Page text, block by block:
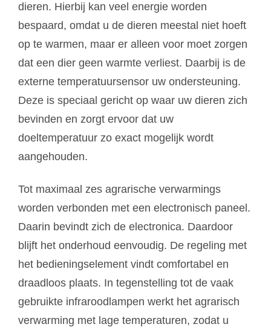
dieren. Hierbij kan veel energie worden
bespaard, omdat u de dieren meestal niet hoeft
op te warmen, maar er alleen voor moet zorgen
dat een dier geen warmte verliest. Daarbij is de
externe temperatuursensor uw ondersteuning.
Deze is speciaal gericht op waar uw dieren zich
bevinden en zorgt ervoor dat uw
doeltemperatuur zo exact mogelijk wordt
aangehouden.
Tot maximaal zes agrarische verwarmings
worden verbonden met een electronisch paneel.
Daarin bevindt zich de electronica. Daardoor
blijft het onderhoud eenvoudig. De regeling met
het bedieningselement vindt comfortabel en
draadloos plaats. In tegenstelling tot de vaak
gebruikte infraroodlampen werkt het agrarisch
verwarming met lage temperaturen, zodat u